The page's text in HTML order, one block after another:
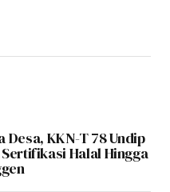
Desa, KKN-T 78 Undip
Halal Hingga